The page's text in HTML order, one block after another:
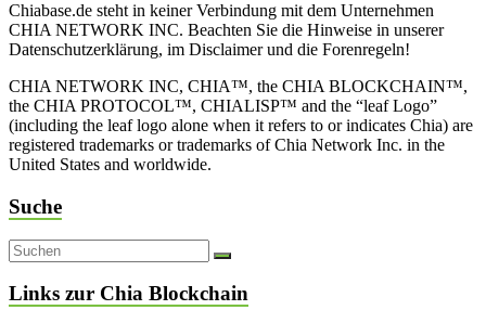
Chiabase.de steht in keiner Verbindung mit dem Unternehmen
CHIA NETWORK INC. Beachten Sie die Hinweise in unserer
Datenschutzerklärung, im Disclaimer und die Forenregeln!
CHIA NETWORK INC, CHIA™, the CHIA BLOCKCHAIN™,
the CHIA PROTOCOL™, CHIALISP™ and the “leaf Logo”
(including the leaf logo alone when it refers to or indicates Chia) are
registered trademarks or trademarks of Chia Network Inc. in the
United States and worldwide.
Suche
Links zur Chia Blockchain